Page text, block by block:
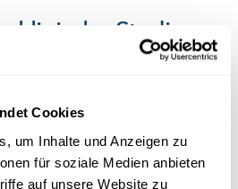
Cookies
um Inhalte und Anzeigen zu
für soziale Medien anbieten
auf unsere Website zu
klinische Studien
– und nicht durch
Studien nötig. Bei
sie mehrere Jahre. Erst danach